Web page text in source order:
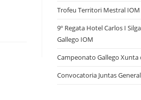
Trofeu Territori Mestral IOM
9º Regata Hotel Carlos I
Gallego IOM
Campeonato Gallego Xunta
Convocatoria Juntas